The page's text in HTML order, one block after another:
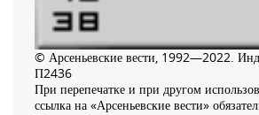
© Арсеньевские вести, 1992—2022.
П2436
При перепечатке и при другом
ссылка на «Арсеньевские вести»